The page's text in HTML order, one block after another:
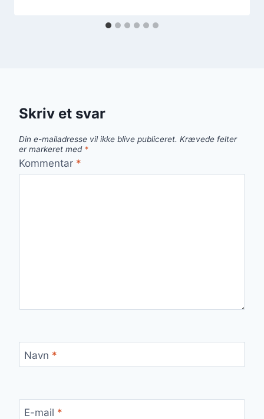
Skriv et svar
Din e-mailadresse vil ikke blive publiceret. Krævede felter
er markeret med *
Kommentar *
Navn *
E-mail *